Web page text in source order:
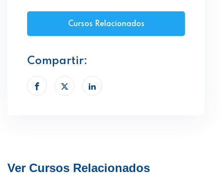
Cursos Relacionados
Compartir:
Ver Cursos Relacionados